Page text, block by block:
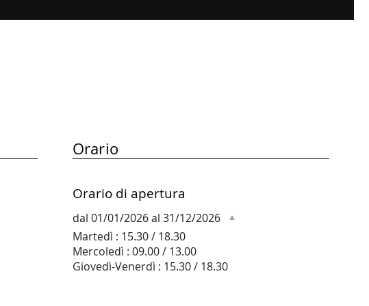
Orario
Orario di apertura
dal 01/01/2026 al 31/12/2026
Martedì : 15.30 / 18.30
Mercoledì : 09.00 / 13.00
Giovedì-Venerdì : 15.30 / 18.30